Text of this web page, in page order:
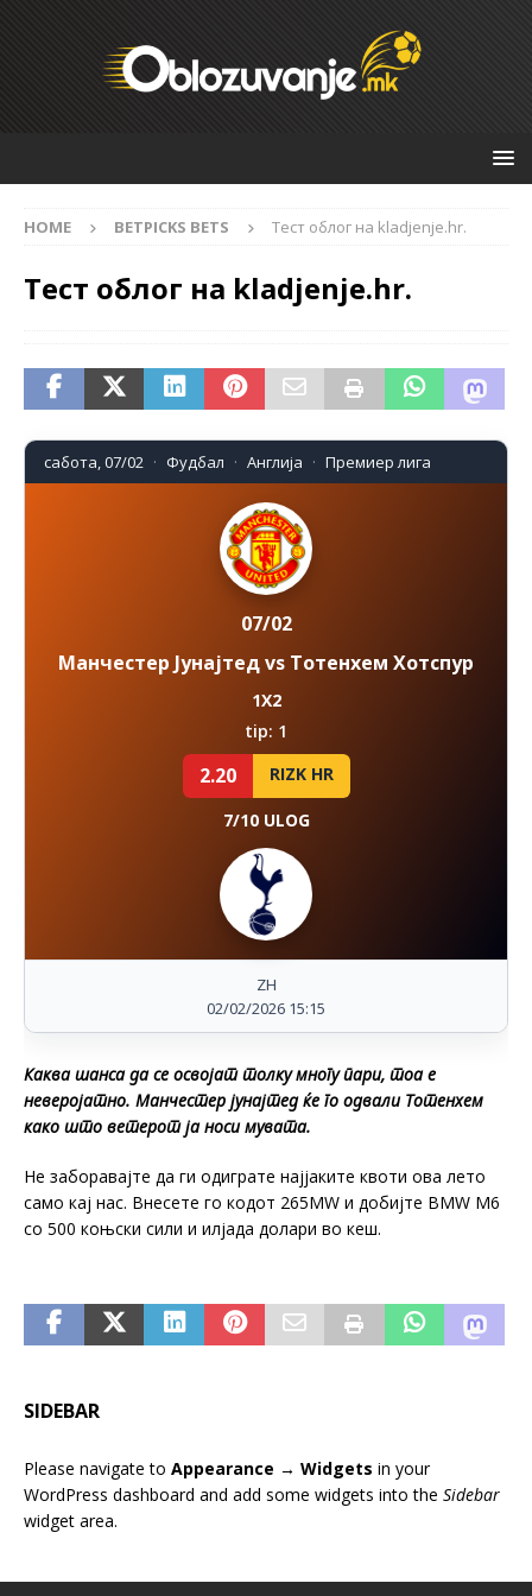
HOME BETPICKS BETS Тест облог на kladjenje.hr.
Тест облог на kladjenje.hr.
сабота, 07/02 Фудбал Англија Премиер лига
07/02
Манчестер Јунајтед vs Тотенхем Хотспур
1X2
tip: 1
2.20 RIZK HR
7/10 ULOG
ZH
02/02/2026 15:15
Каква шанса да се освојат толку многу пари, тоа е
неверојатно. Манчестер јунајтед ќе го одвали Тотенхем
како што ветерот ја носи мувата.
Не заборавајте да ги одиграте најјаките квоти ова лето
само кај нас. Внесете го кодот 265MW и добијте BMW M6
со 500 коњски сили и илјада долари во кеш.
SIDEBAR
Please navigate to Appearance → Widgets in your
WordPress dashboard and add some widgets into the Sidebar
widget area.